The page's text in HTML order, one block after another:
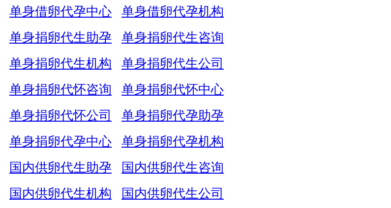
单身借卵代孕中心
单身借卵代孕机构
单身捐卵代生助孕
单身捐卵代生咨询
单身捐卵代生机构
单身捐卵代生公司
单身捐卵代怀咨询
单身捐卵代怀中心
单身捐卵代怀公司
单身捐卵代孕助孕
单身捐卵代孕中心
单身捐卵代孕机构
国内供卵代生助孕
国内供卵代生咨询
国内供卵代生机构
国内供卵代生公司